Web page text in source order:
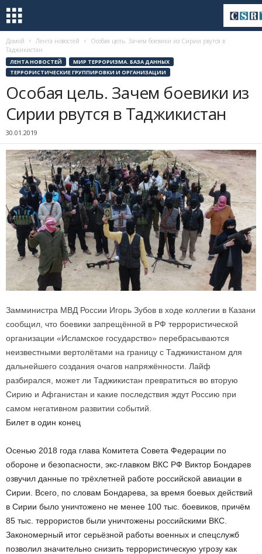
Домой Лента новостей
Особая цель. Зачем боевики из Сирии рвутся в
Таджикистан
ЛЕНТА НОВОСТЕЙ
МИР ТЕРРОРИЗМА. БАЗА ДАННЫХ
ТЕРРОРИСТИЧЕСКИЕ ГРУППИРОВКИ И ОРГАНИЗАЦИИ
Особая цель. Зачем боевики из
Сирии рвутся в Таджикистан
30.01.2019
Замминистра МВД России Игорь Зубов в ходе коллегии в Казани
сообщил, что боевики запрещённой в РФ террористической
организации «Исламское государство» перебрасываются
неизвестными вертолётами на границу с Таджикистаном для
дальнейшего создания очагов напряжённости. Лайф
разбирался, может ли Таджикистан превратиться во вторую
Сирию и Афганистан и какие последствия ждут Россию при
самом негативном развитии событий.
Билет в один конец
Осенью 2018 года глава Комитета Совета Федерации по
обороне и безопасности, экс-главком ВКС РФ Виктор Бондарев
озвучил данные по трёхлетней работе российской авиации в
Сирии. Всего, по словам Бондарева, за время боевых действий
в Сирии было уничтожено не менее 100 тыс. боевиков, причём
85 тыс. террористов были уничтожены российскими ВКС.
Закономерный итог серьёзной работы военных и спецслужб
позволил значительно снизить террористическую угрозу как